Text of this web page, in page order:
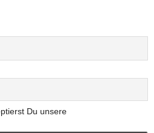
Du unsere